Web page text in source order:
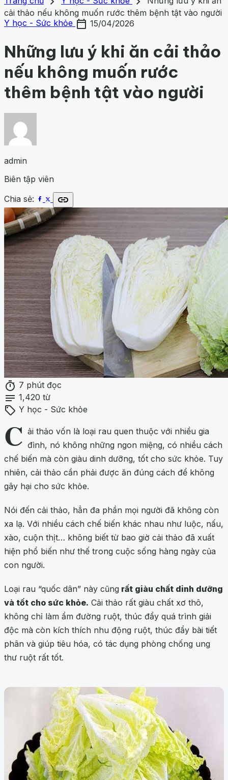
Chủ đề
Khám phá khoa học 433 Khoa học vũ trụ
nghệ
84
Gợi ý danh mục
Khám phá khoa họcKhoa học vũ trụ
cải thảo nếu không muốn rước thêm bệnh tật vào người
Y học - Sức khỏe calendar_today 15/04/2026
Những lưu ý khi ăn cải thảo
nếu không muốn rước
thêm bệnh tật vào người
admin
Biên tập viên
Chia sẻ:
link
timer 7 phút đọc
notes 1,420 từ
sell Y học - Sức khỏe
C ải thảo vốn là loại rau quen thuộc với nhiều gia
đình, nó không những ngon miệng, có nhiều cách
chế biến mà còn giàu dinh dưỡng, tốt cho sức khỏe. Tuy
nhiên, cải thảo cần phải được ăn đúng cách để không
gây hại cho sức khỏe.
Nói đến cải thảo, hẳn đa phần mọi người đã không còn
xa lạ. Với nhiều cách chế biến khác nhau như luộc, nấu,
xào, cuộn thịt… không biết từ bao giờ cải thảo đã xuất
hiện phổ biến như thế trong cuộc sống hàng ngày của
con người.
Loại rau “quốc dân” này cũng rất giàu chất dinh dưỡng
và tốt cho sức khỏe. Cải thảo rất giàu chất xơ thô,
không chỉ làm ẩm đường ruột, thúc đẩy quá trình giải
độc mà còn kích thích nhu động ruột, thúc đẩy bài tiết
phân và giúp tiêu hóa, có tác dụng phòng chống ung
thư ruột rất tốt.